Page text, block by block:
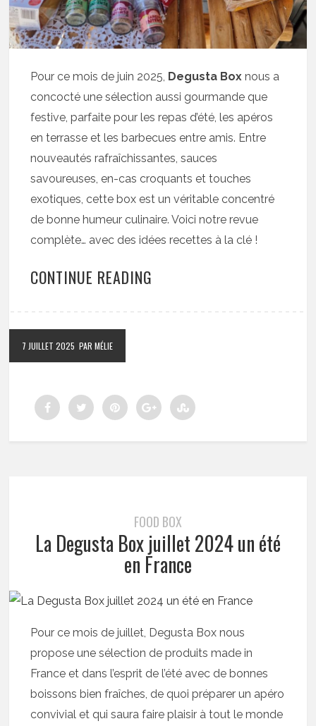
Pour ce mois de juin 2025, Degusta Box nous a
concocté une sélection aussi gourmande que
festive, parfaite pour les repas d’été, les apéros
en terrasse et les barbecues entre amis. Entre
nouveautés rafraîchissantes, sauces
savoureuses, en-cas croquants et touches
exotiques, cette box est un véritable concentré
de bonne humeur culinaire. Voici notre revue
complète… avec des idées recettes à la clé !
CONTINUE READING
7 JUILLET 2025 PAR MÉLIE
FOOD BOX
La Degusta Box juillet 2024 un été
en France
Pour ce mois de juillet, Degusta Box nous
propose une sélection de produits made in
France et dans l’esprit de l’été avec de bonnes
boissons bien fraîches, de quoi préparer un apéro
convivial et qui saura faire plaisir à tout le monde